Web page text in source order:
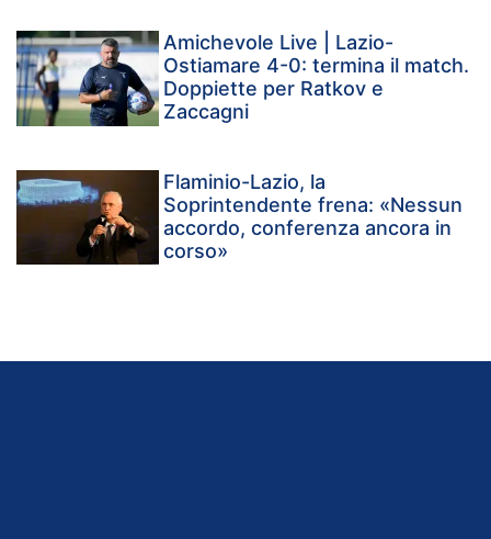
Amichevole Live | Lazio-
Ostiamare 4-0: termina il match.
Doppiette per Ratkov e
Zaccagni
Flaminio-Lazio, la
Soprintendente frena: «Nessun
accordo, conferenza ancora in
corso»